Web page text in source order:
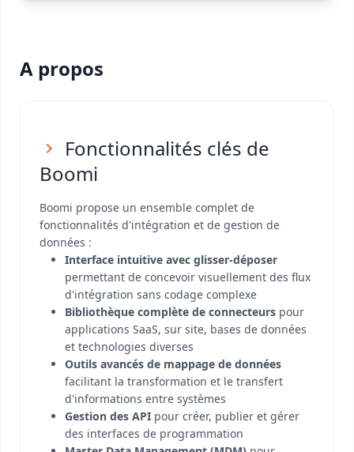
A propos
Fonctionnalités clés de
Boomi
Boomi propose un ensemble complet de
fonctionnalités d'intégration et de gestion de
données :
Interface intuitive avec glisser-déposer
permettant de concevoir visuellement des flux
d'intégration sans codage complexe
Bibliothèque complète de connecteurs pour
applications SaaS, sur site, bases de données
et technologies diverses
Outils avancés de mappage de données
facilitant la transformation et le transfert
d'informations entre systèmes
Gestion des API pour créer, publier et gérer
des interfaces de programmation